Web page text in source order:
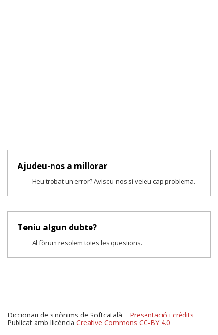
Ajudeu-nos a millorar
Heu trobat un error? Aviseu-nos si veieu cap problema.
Teniu algun dubte?
Al fòrum resolem totes les qüestions.
Diccionari de sinònims de Softcatalà – Presentació i crèdits –
Publicat amb llicència Creative Commons CC-BY 4.0